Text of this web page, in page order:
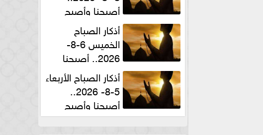
أصبحنا وأصبح
الملك لله والحمد للهأذكار الصباح
الخميس 6-8-
2026.. أصبحنا
وأصبح الملك لله والحمد لله
أذكار الصباح الأربعاء
5-8- 2026..
أصبحنا وأصبح
الملك لله والحمد لله